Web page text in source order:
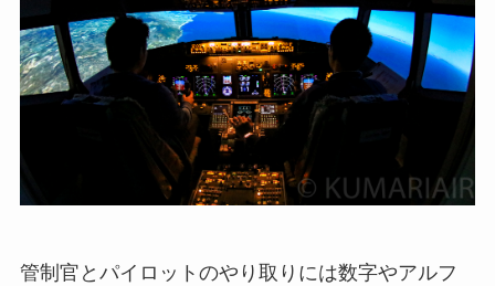
管制官とパイロットのやり取りには数字やアルフ